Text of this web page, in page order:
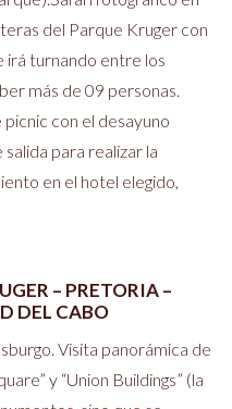
del Parque Kruger con
irá turnando entre los
más de 09 personas.
con el desayuno
para realizar la
en el hotel elegido,
– PRETORIA –
DEL CABO
Visita panorámica de
y “Union Buildings” (la